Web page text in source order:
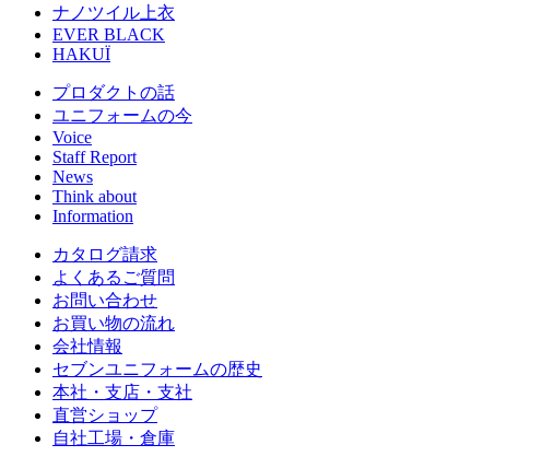
ナノツイル上衣
EVER BLACK
HAKUÏ
プロダクトの話
ユニフォームの今
Voice
Staff Report
News
Think about
Information
カタログ請求
よくあるご質問
お問い合わせ
お買い物の流れ
会社情報
セブンユニフォームの歴史
本社・支店・支社
直営ショップ
自社工場・倉庫